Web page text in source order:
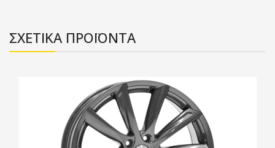
ΣΧΕΤΙΚΑ ΠΡΟΪΟΝΤΑ